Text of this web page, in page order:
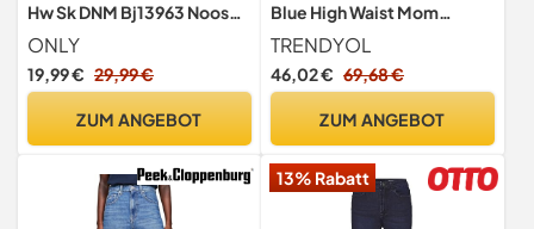
Hw Sk DNM Bj13963 Noos
Jeans, Black Denim, M / 32L
EU
ONLY
19,99 € 29,99 €
ZUM ANGEBOT
Blue High Waist Mom
Twoaw24je00076 Jeans,
Light Blue, 42 EU
TRENDYOL
46,02 € 69,68 €
ZUM ANGEBOT
13% Rabatt